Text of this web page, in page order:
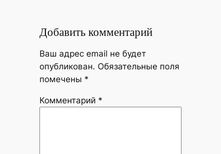
Добавить комментарий
Ваш адрес email не будет
опубликован. Обязательные поля
помечены *
Комментарий *